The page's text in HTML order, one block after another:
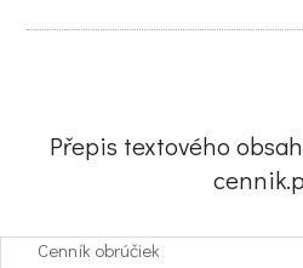
Přepis textového
Cenník obrúčiek